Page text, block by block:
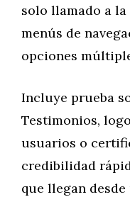
solo llamado a
menús de
opciones
Incluye prueba
Testimonios,
usuarios o
credibilidad
que llegan